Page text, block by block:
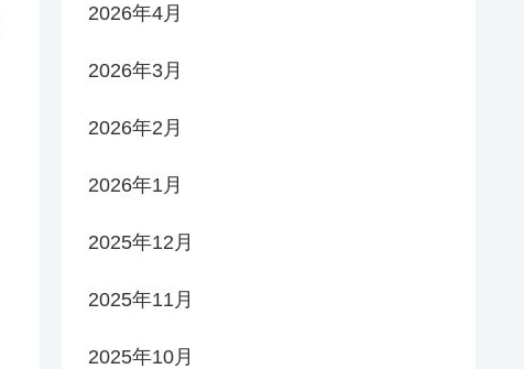
2026年4月
2026年3月
2026年2月
2026年1月
2025年12月
2025年11月
2025年10月